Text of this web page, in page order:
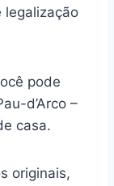
legalização
pode
d’Arco –
casa.
originais,